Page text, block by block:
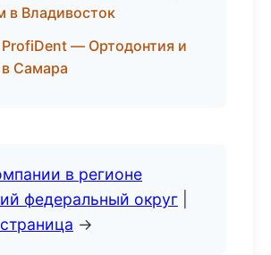
в Владивосток
— Ортодонтия и
Самара
в регионе
федеральный округ
→